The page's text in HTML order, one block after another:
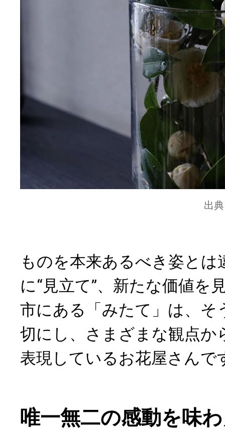
出
ものを本来あるべき姿とは
に“見立て”、新たな価値を
市にある「みたて」は、そ
切にし、さまざまな観点か
表現しているお花屋さんで
唯一無二の感動を味